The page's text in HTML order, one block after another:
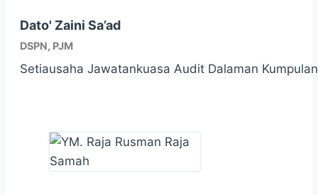
Dato' Zaini Sa’ad
DSPN, PJM
Setiausaha Jawatankuasa Audit Dalaman Kumpulan